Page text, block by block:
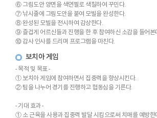
⑥ 그림도안 양면을 색연필로 색칠하여 꾸민다.
⑦ 낚시줄에 그림도안을 붙여 모빌을 완성한다.
⑧ 완성된 모빌을 전시하여 감상한다.
⑨ 즐겁게 어르신들과 진행을 한 후 참여하신 소감을 들어본
⑩ 감사 인사를 드리며 프로그램을 마친다.
보치아 게임
- 목적 및 목표 -
① 보치아 게임에 참여하면서 집중력을 향상시킨다.
② 팀을 나누어 경기를 진행하고 협동심을 기른다.
- 기대 효과 -
① 소 근육을 사용과 집중력 발달 시킴으로써 치매를 예방한